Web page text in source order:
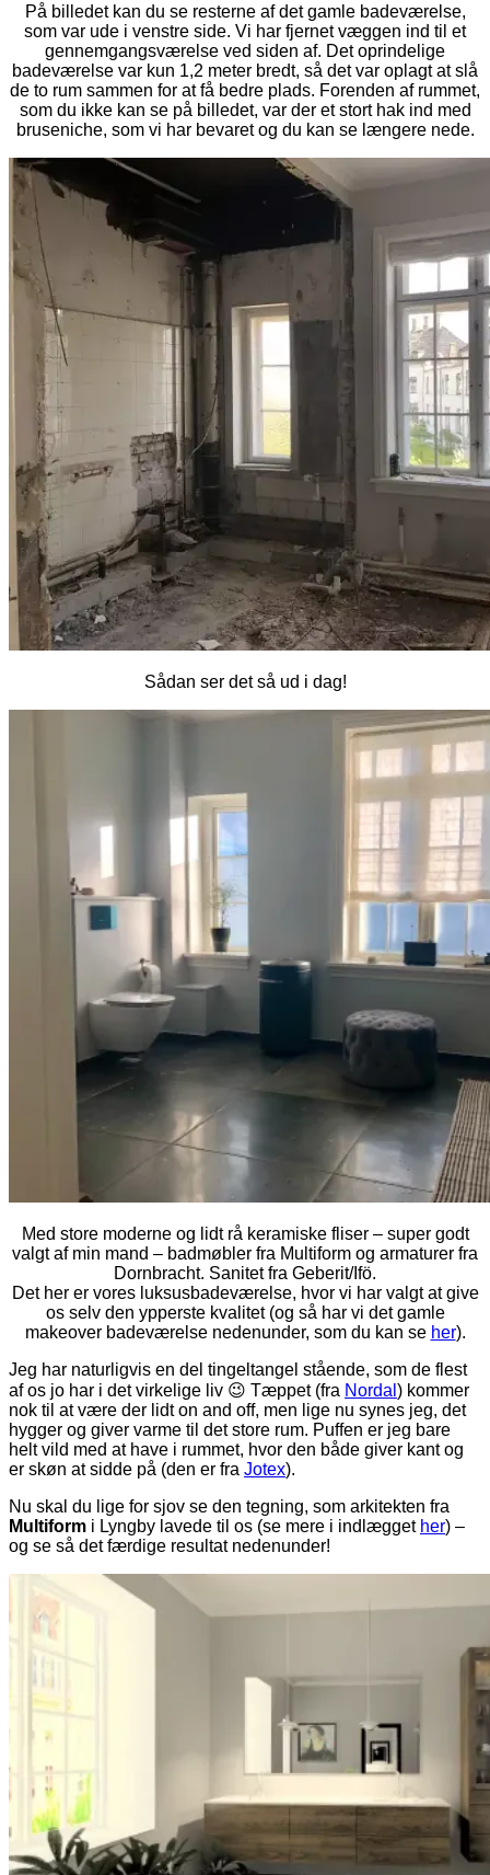
På billedet kan du se resterne af det gamle badeværelse,
som var ude i venstre side. Vi har fjernet væggen ind til et
gennemgangsværelse ved siden af. Det oprindelige
badeværelse var kun 1,2 meter bredt, så det var oplagt at slå
de to rum sammen for at få bedre plads. Forenden af rummet,
som du ikke kan se på billedet, var der et stort hak ind med
bruseniche, som vi har bevaret og du kan se længere nede.
Sådan ser det så ud i dag!
Med store moderne og lidt rå keramiske fliser – super godt
valgt af min mand – badmøbler fra Multiform og armaturer fra
Dornbracht. Sanitet fra Geberit/Ifö.
Det her er vores luksusbadeværelse, hvor vi har valgt at give
os selv den ypperste kvalitet (og så har vi det gamle
makeover badeværelse nedenunder, som du kan se her).
Jeg har naturligvis en del tingeltangel stående, som de flest
af os jo har i det virkelige liv 😉 Tæppet (fra Nordal ) kommer
nok til at være der lidt on and off, men lige nu synes jeg, det
hygger og giver varme til det store rum. Puffen er jeg bare
helt vild med at have i rummet, hvor den både giver kant og
er skøn at sidde på (den er fra Jotex).
Nu skal du lige for sjov se den tegning, som arkitekten fra
Multiform i Lyngby lavede til os (se mere i indlægget her) –
og se så det færdige resultat nedenunder!